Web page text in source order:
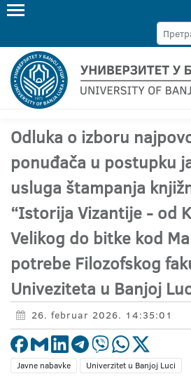
Odluka o izboru
ponuđača u postupku
usluga štampanja
“Istorija Vizantije - od
Velikog do bitke kod
potrebe Filozofskog
Univeziteta u Banjoj
26. februar 2026. 14:35:01
Javne nabavke
Univerzitet u Banjoj Luci